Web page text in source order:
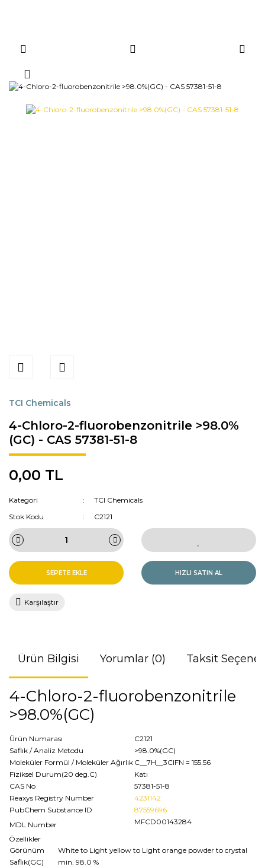
TCI Chemicals
4-Chloro-2-fluorobenzonitrile >98.0%
(GC) - CAS 57381-51-8
0,00 TL
Kategori
TCI Chemicals
Stok Kodu
C2121
SEPETE EKLE HIZLI SATIN AL
Karşılaştır
Ürün Bilgisi Yorumlar (0) Taksit
4-Chloro-2-fluorobenzonitrile
>98.0%(GC)
Ürün Numarası
C2121
Saflık / Analiz Metodu
>98.0%(GC)
Moleküler Formül / Moleküler Ağırlık C__7H__3ClFN = 155.56
Fiziksel Durum(20 deg.C)
Katı
CAS No
57381-51-8
Reaxys Registry Number
4231142
PubChem Substance ID
87559696
MDL Number
MFCD00143284
Özellikler
Görünüm
White to Light yellow to Light orange powder to crystal
Saflık(GC)
min. 98.0 %